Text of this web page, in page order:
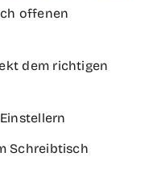
offenen
dem richtigen
Schreibtisch